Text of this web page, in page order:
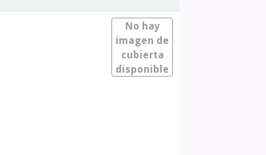
No hay
imagen de
cubierta
disponible